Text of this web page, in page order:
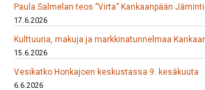
Paula Salmelan teos ”Virta” Kankaanpään
17.6.2026
Kulttuuria, makuja ja markkinatunnelmaa
15.6.2026
Vesikatko Honkajoen keskustassa 9. kesäkuuta
6.6.2026